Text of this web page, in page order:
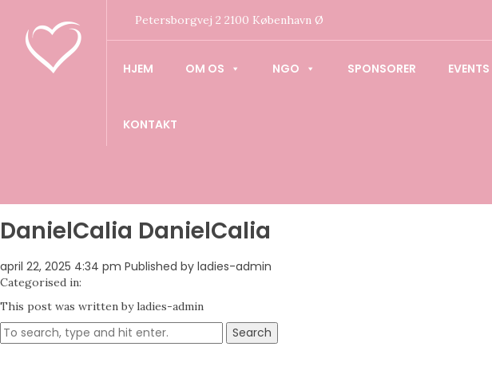
Petersborgvej 2 2100 København Ø
HJEM OM OS NGO SPONSORER EVENTS
KONTAKT
DanielCalia DanielCalia
april 22, 2025 4:34 pm Published by ladies-admin
Categorised in:
This post was written by ladies-admin
Search